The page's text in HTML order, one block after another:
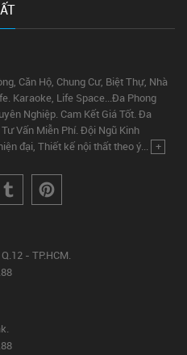
Căn Hộ, Chung Cư, Biệt Thự, Nhà
Karaoke, Life Space...Đa Phong
Nghiệp. Cam Kết Giá Tốt. Đa
Vấn Miễn Phí. Đội Ngũ Kinh
đại, Thiết kế nội thất theo ý... +
- TP.HCM.